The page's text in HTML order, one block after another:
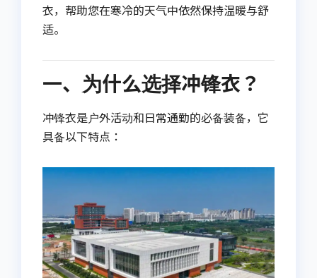
衣，帮助您在寒冷的天气中依然保持温暖与舒
适。
一、为什么选择冲锋衣？
冲锋衣是户外活动和日常通勤的必备装备，它
具备以下特点：